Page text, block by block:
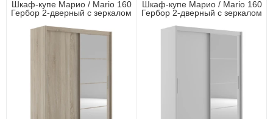
Шкаф-купе Марио / Mario 160
Гербор 2-дверный с зеркалом
Шкаф-купе Марио / Mario 160
Гербор 2-дверный с зеркалом